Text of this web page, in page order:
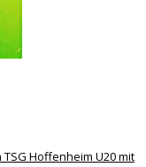
Hoffenheim U20 mit